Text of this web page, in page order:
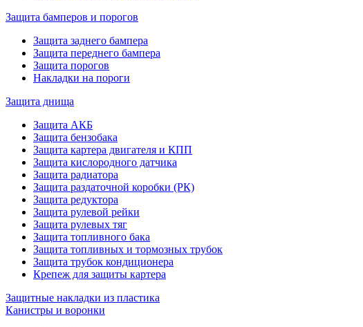
Защита бамперов и порогов
Защита заднего бампера
Защита переднего бампера
Защита порогов
Накладки на пороги
Защита днища
Защита АКБ
Защита бензобака
Защита картера двигателя и КПП
Защита кислородного датчика
Защита радиатора
Защита раздаточной коробки (РК)
Защита редуктора
Защита рулевой рейки
Защита рулевых тяг
Защита топливного бака
Защита топливных и тормозных трубок
Защита трубок кондиционера
Крепеж для защиты картера
Защитные накладки из пластика
Канистры и воронки